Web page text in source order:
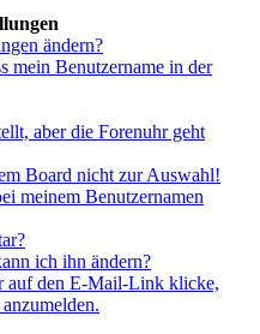
ändern?
mein Benutzername in der
aber die Forenuhr geht
Board nicht zur Auswahl!
meinem Benutzernamen
ich ihn ändern?
auf den E-Mail-Link klicke,